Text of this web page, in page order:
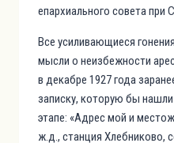
епархиального совета при
Все усиливающиеся
мысли о неизбежности
в декабре 1927 года
записку, которую бы нашли
этапе: «Адрес мой и
ж.д., станция Хлебниково,